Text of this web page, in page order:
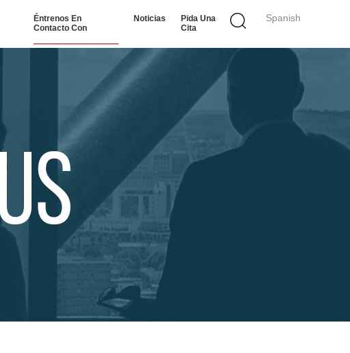
Spanish
Éntrenos En
Contacto Con
Noticias
Pida Una
Cita